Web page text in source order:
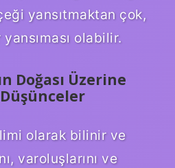
yansıtmaktan çok,
yansıması olabilir.
Doğası Üzerine
olarak bilinir ve
varoluşlarını ve